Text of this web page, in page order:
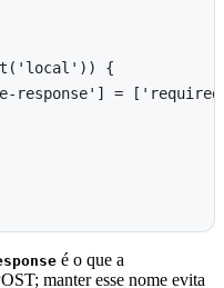
{
response'] =
é o que a
manter esse nome evita